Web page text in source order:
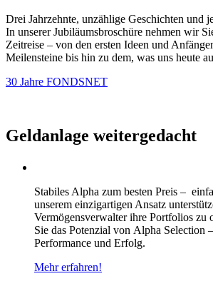
Drei Jahrzehnte, unzählige Geschichten und
In unserer Jubiläumsbroschüre nehmen wir
Zeitreise – von den ersten Ideen und
Meilensteine bis hin zu dem, was uns heute
30 Jahre FONDSNET
Geldanlage weitergedacht
Stabiles Alpha zum besten Preis –
unserem einzigartigen Ansatz
Vermögensverwalter ihre Portfolios zu
Sie das Potenzial von Alpha Selection
Performance und Erfolg.
Mehr erfahren!